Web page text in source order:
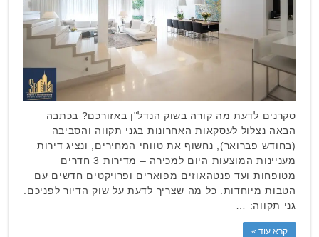
סקרנים לדעת מה קורה בשוק הנדל"ן באזורכם? בכתבה
הבאה נצלול לעסקאות האחרונות בגני תקווה והסביבה
(בחודש פברואר), נחשוף את טווחי המחירים, ונציג דירות
מעניינות המוצעות היום למכירה – מדירות 3 חדרים
מטופחות ועד פנטהאוזים מפוארים ופרויקטים חדשים עם
הטבות מיוחדות. כל מה שצריך לדעת על שוק הדיור לפניכם.
גני תקווה: …
קרא עוד »